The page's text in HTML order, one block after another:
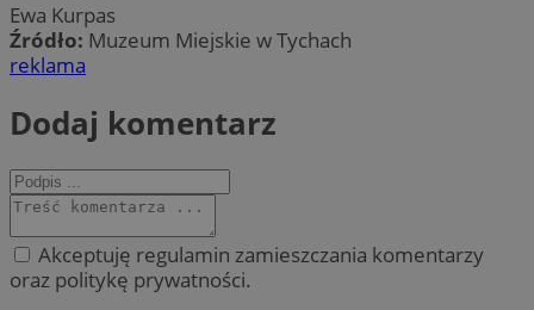
Ewa Kurpas
Źródło: Muzeum Miejskie w Tychach
reklama
Dodaj komentarz
Akceptuję regulamin zamieszczania komentarzy
oraz politykę prywatności.